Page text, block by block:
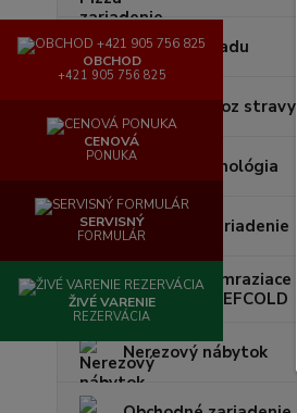
Umývačky riadu
Výdaj a rozvoz stravy
Barová technológia
Chladiace zariadenie
Chladiace a mraziace
zariadenia TEFCOLD
Nerezový nábytok
OBCHOD
+421 905 756 825
CENOVÁ
PONUKA
SERVISNÝ
FORMULÁR
ŽIVÉ VARENIE
REZERVÁCIA